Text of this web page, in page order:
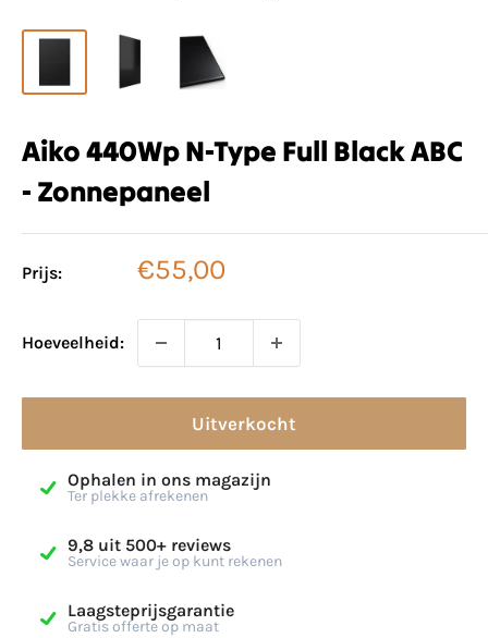
Aiko 440Wp N-Type Full Black ABC
- Zonnepaneel
Prijs: Verkoopprijs
€55,00
Hoeveelheid:
Uitverkocht
Ophalen in ons magazijn
Ter plekke afrekenen
9,8 uit 500+ reviews
Service waar je op kunt rekenen
Laagsteprijsgarantie
Gratis offerte op maat